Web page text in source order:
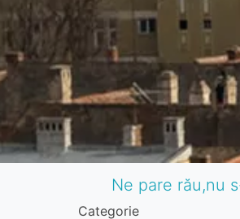
Ne pare rău,nu
Categorie